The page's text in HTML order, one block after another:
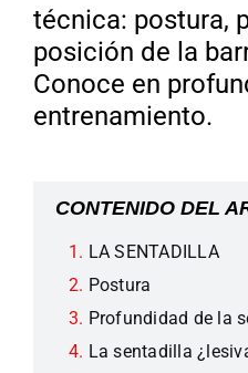
técnica: postura,
posición de la
Conoce en
entrenamiento.
CONTENIDO DEL
LA SENTADILLA
Postura
Profundidad de la
La sentadilla